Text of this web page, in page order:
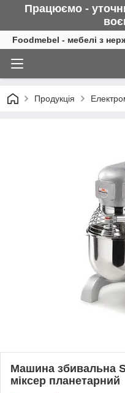
Працюємо -
Foodmebel - мебелі з
Продукція
Машина збивальна
міксер планетарний